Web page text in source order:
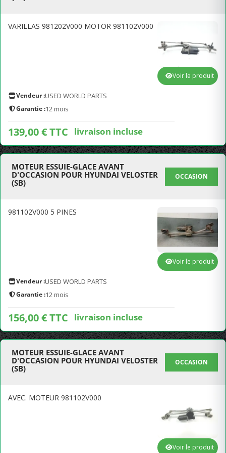
VARILLAS 981202V000 MOTOR 981102V000
Vendeur :USED WORLD PARTS
Garantie :12 mois
139,00 € TTC livraison incluse
Voir le produit
MOTEUR ESSUIE-GLACE AVANT
D'OCCASION POUR HYUNDAI VELOSTER
(SB)
OCCASION
981102V000 5 PINES
Vendeur :USED WORLD PARTS
Garantie :12 mois
156,00 € TTC livraison incluse
Voir le produit
MOTEUR ESSUIE-GLACE AVANT
D'OCCASION POUR HYUNDAI VELOSTER
(SB)
OCCASION
AVEC. MOTEUR 981102V000
Voir le produit